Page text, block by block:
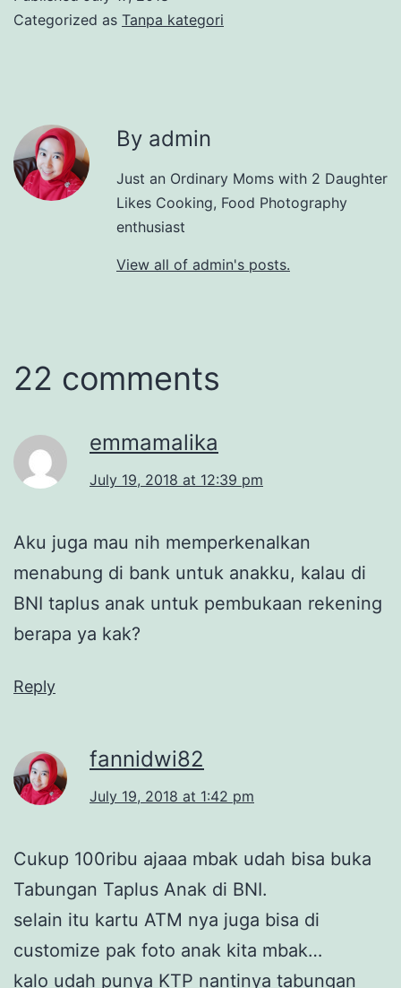
Categorized as Tanpa kategori
By admin
Just an Ordinary Moms with 2 Daughter
Likes Cooking, Food Photography
enthusiast
View all of admin's posts.
22 comments
emmamalika
July 19, 2018 at 12:39 pm
Aku juga mau nih memperkenalkan
menabung di bank untuk anakku, kalau di
BNI taplus anak untuk pembukaan rekening
berapa ya kak?
Reply
fannidwi82
July 19, 2018 at 1:42 pm
Cukup 100ribu ajaaa mbak udah bisa buka
Tabungan Taplus Anak di BNI.
selain itu kartu ATM nya juga bisa di
customize pak foto anak kita mbak…
kalo udah punya KTP nantinya tabungan